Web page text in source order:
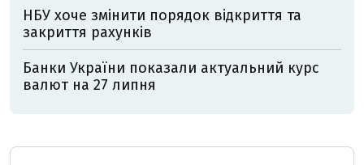
НБУ хоче змінити порядок відкриття та
закриття рахунків
Банки України показали актуальний курс
валют на 27 липня